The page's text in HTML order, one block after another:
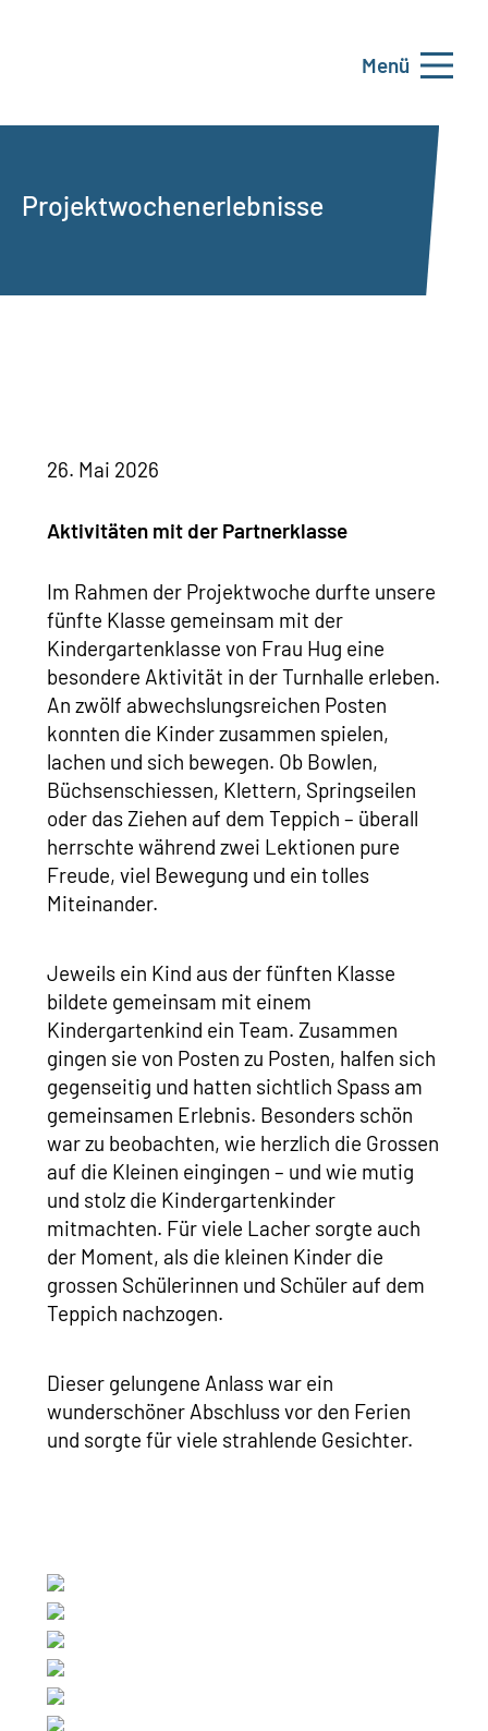
Menü
Projektwochenerlebnisse
26. Mai 2026
Aktivitäten mit der Partnerklasse
Im Rahmen der Projektwoche durfte unsere
fünfte Klasse gemeinsam mit der
Kindergartenklasse von Frau Hug eine
besondere Aktivität in der Turnhalle erleben.
An zwölf abwechslungsreichen Posten
konnten die Kinder zusammen spielen,
lachen und sich bewegen. Ob Bowlen,
Büchsenschiessen, Klettern, Springseilen
oder das Ziehen auf dem Teppich – überall
herrschte während zwei Lektionen pure
Freude, viel Bewegung und ein tolles
Miteinander.
Jeweils ein Kind aus der fünften Klasse
bildete gemeinsam mit einem
Kindergartenkind ein Team. Zusammen
gingen sie von Posten zu Posten, halfen sich
gegenseitig und hatten sichtlich Spass am
gemeinsamen Erlebnis. Besonders schön
war zu beobachten, wie herzlich die Grossen
auf die Kleinen eingingen – und wie mutig
und stolz die Kindergartenkinder
mitmachten. Für viele Lacher sorgte auch
der Moment, als die kleinen Kinder die
grossen Schülerinnen und Schüler auf dem
Teppich nachzogen.
Dieser gelungene Anlass war ein
wunderschöner Abschluss vor den Ferien
und sorgte für viele strahlende Gesichter.